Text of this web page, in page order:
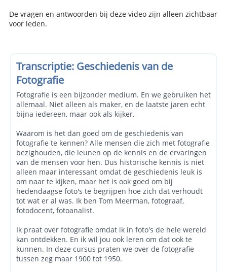
De vragen en antwoorden bij deze video zijn alleen zichtbaar
voor leden.
Transcriptie: Geschiedenis van de
Fotografie
Fotografie is een bijzonder medium. En we gebruiken het
allemaal. Niet alleen als maker, en de laatste jaren echt
bijna iedereen, maar ook als kijker.
Waarom is het dan goed om de geschiedenis van
fotografie te kennen? Alle mensen die zich met fotografie
bezighouden, die leunen op de kennis en de ervaringen
van de mensen voor hen. Dus historische kennis is niet
alleen maar interessant omdat de geschiedenis leuk is
om naar te kijken, maar het is ook goed om bij
hedendaagse foto's te begrijpen hoe zich dat verhoudt
tot wat er al was. Ik ben Tom Meerman, fotograaf,
fotodocent, fotoanalist.
Ik praat over fotografie omdat ik in foto's de hele wereld
kan ontdekken. En ik wil jou ook leren om dat ook te
kunnen. In deze cursus praten we over de fotografie
tussen zeg maar 1900 tot 1950.